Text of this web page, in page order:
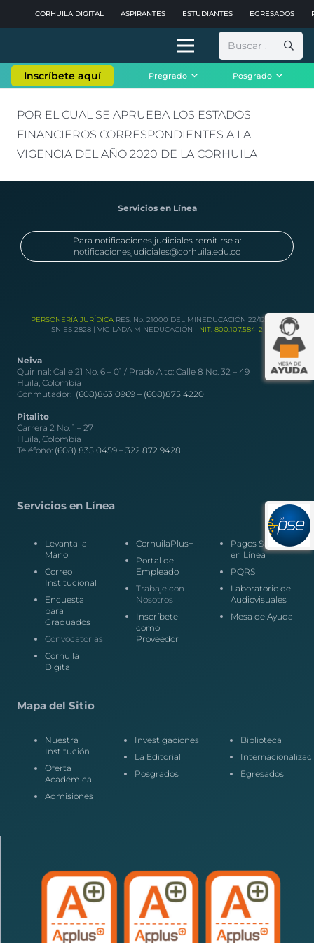
CORHUILA DIGITAL ASPIRANTES ESTUDIANTES EGRESADOS
Buscar:
Inscríbete aquí Pregrado Posgrado
POR EL CUAL SE APRUEBA LOS ESTADOS
FINANCIEROS CORRESPONDIENTES A LA
VIGENCIA DEL AÑO 2020 DE LA CORHUILA
Servicios en Línea
Para notificaciones judiciales remitirse a:
notificacionesjudiciales@corhuila.edu.co
PERSONERÍA JURÍDICA RES. No. 21000 DEL MINEDUCACIÓN 22/12/1989
SNIES 2828 | VIGILADA MINEDUCACIÓN | NIT. 800.107.584-2
Neiva
Quirinal: Calle 21 No. 6 – 01 / Prado Alto: Calle 8 No. 32 – 49
Huila, Colombia
Conmutador: (608)863 0969 – (608)875 4220
Pitalito
Carrera 2 No. 1 – 27
Huila, Colombia
Teléfono: (608) 835 0459 – 322 872 9428
Servicios en Línea
Levanta la
Mano
Correo
Institucional
Encuesta
para
Graduados
Convocatorias
Corhuila
Digital
CorhuilaPlus+
Portal del
Empleado
Trabaje con
Nosotros
Inscríbete
como
Proveedor
Pagos Seguros
en Línea
PQRS
Laboratorio de
Audiovisuales
Mesa de Ayuda
Mapa del Sitio
Nuestra
Institución
Oferta
Académica
Admisiones
Investigaciones
La Editorial
Posgrados
Biblioteca
Egresados